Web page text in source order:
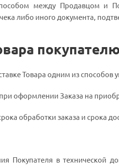
между Продавцом и
либо иного документа,
Товара одним из способов
оформлении Заказа на
обработки заказа и срока
Покупателя в технической